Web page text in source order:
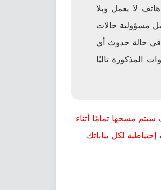
لا يعمل وبلا
مسؤولية حالات
حالة حدوث أي
المذكورة تاليًا
سيتم مسحها تمامًا أثناء
لكل بياناتك